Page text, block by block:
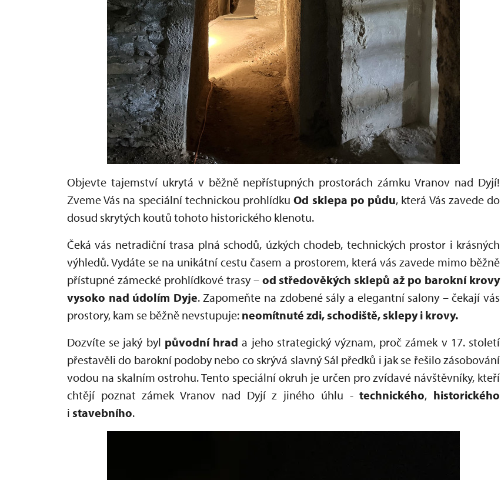
Objevte tajemství ukrytá v běžně nepřístupných prostorách zámku Vranov nad Dyjí!
Zveme Vás na speciální technickou prohlídkuOd sklepa po půdu, která Vás zavede do
dosud skrytých koutů tohoto historického klenotu.
Čeká vás netradiční trasa plná schodů, úzkých chodeb, technických prostor i krásných
výhledů. Vydáte se na unikátní cestu časem a prostorem, která vás zavede mimo běžně
přístupné zámecké prohlídkové trasy – od středověkých sklepů až po barokní krovy
vysoko nad údolím Dyje. Zapomeňte na zdobené sály a elegantní salony – čekají vás
prostory, kam se běžně nevstupuje: neomítnuté zdi, schodiště, sklepy i krovy.
Dozvíte se jaký byl původní hrada jeho strategický význam, proč zámek v 17. století
přestavěli do barokní podoby nebo co skrývá slavný Sál předků i jak se řešilo zásobování
vodou na skalním ostrohu. Tento speciální okruh je určen pro zvídavé návštěvníky, kteří
chtějí poznat zámek Vranov nad Dyjí z jiného úhlu -technického, historického
i stavebního.